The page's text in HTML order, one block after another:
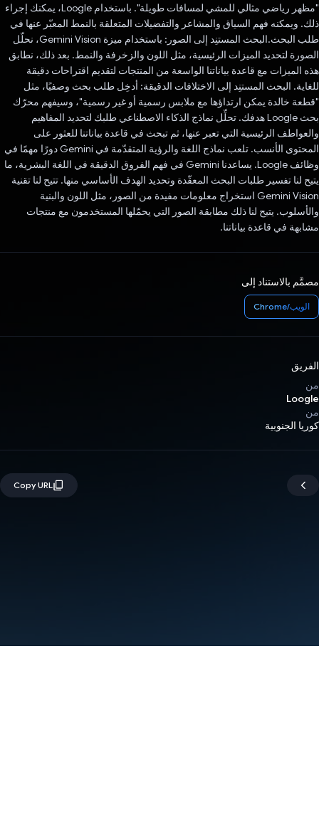
"مظهر رياضي مثالي للمشي لمسافات طويلة". باستخدام Loogle، يمكنك إجراء
ذلك. ويمكنه فهم السياق والمشاعر والتفضيلات المتعلقة بالنمط المعبّر عنها في
طلب البحث.البحث المستنِد إلى الصور: باستخدام ميزة Gemini Vision، نحلّل
الصورة لتحديد الميزات الرئيسية، مثل اللون والزخرفة والنمط. بعد ذلك، نطابق
هذه الميزات مع قاعدة بياناتنا الواسعة من المنتجات لتقديم اقتراحات دقيقة
للغاية. البحث المستنِد إلى الاختلافات الدقيقة: أدخِل طلب بحث وصفيًا، مثل
"قطعة خالدة يمكن ارتداؤها مع ملابس رسمية أو غير رسمية"، وسيفهم محرّك
بحث Loogle هدفك. تحلِّل نماذج الذكاء الاصطناعي طلبك لتحديد المفاهيم
والعواطف الرئيسية التي تعبر عنها، ثم تبحث في قاعدة بياناتنا للعثور على
المحتوى الأنسب. تلعب نماذج اللغة والرؤية المتقدّمة في Gemini دورًا مهمًا في
وظائف Loogle. يساعدنا Gemini في فهم الفروق الدقيقة في اللغة البشرية، ما
يتيح لنا تفسير طلبات البحث المعقّدة وتحديد الهدف الأساسي منها. تتيح لنا تقنية
Gemini Vision استخراج معلومات مفيدة من الصور، مثل اللون والبنية
والأسلوب. يتيح لنا ذلك مطابقة الصور التي يحمّلها المستخدمون مع منتجات
مشابهة في قاعدة بياناتنا.
مصمَّم بالاستناد إلى
الويب/Chrome
الفريق
من
Loogle
من
كوريا الجنوبية